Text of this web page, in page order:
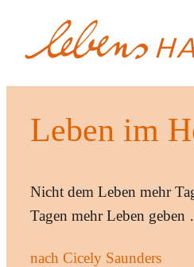
springen
Leben im
Nicht dem Leben mehr
Tagen mehr Leben geben
nach Cicely Saunders